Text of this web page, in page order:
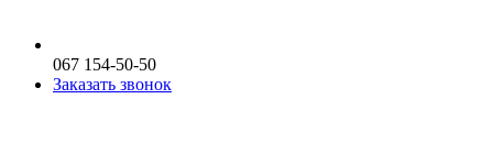
067 154-50-50
Заказать звонок